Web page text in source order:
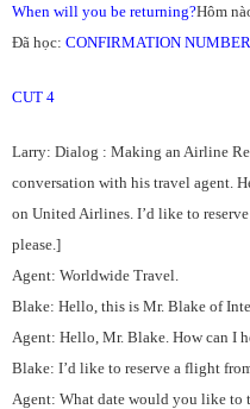
When will you be returning?Hôm
Đã học: CONFIRMATION NUMBER
CUT 4
Larry: Dialog : Making an Airline
conversation with his travel agent.
on United Airlines. I’d like to
please.]
Agent: Worldwide Travel.
Blake: Hello, this is Mr. Blake of
Agent: Hello, Mr. Blake. How can I
Blake: I’d like to reserve a flight
Agent: What date would you like to